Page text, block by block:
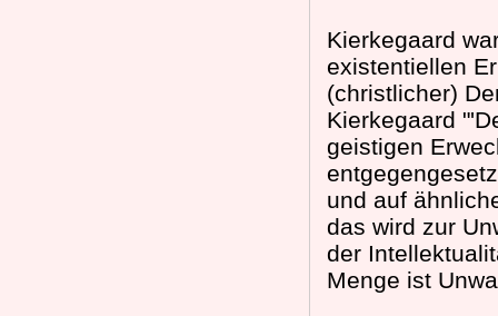
Kierkegaard
existentiellen
(christlicher)
Kierkegaard
geistigen
und auf
das wird zur
der
Menge ist